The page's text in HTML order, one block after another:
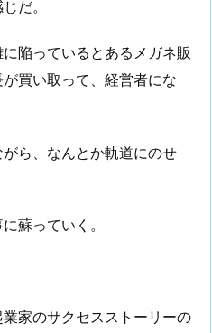
だ。
陥っているとあるメガネ販
買い取って、経営者にな
ら、なんとか軌道にのせ
蘇っていく。
家のサクセスストーリーの